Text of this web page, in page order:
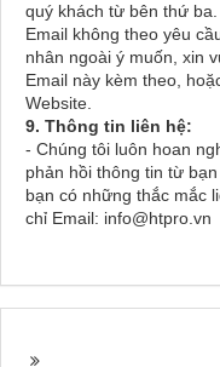
quý khách từ bên thứ
Email không theo yêu
nhân ngoài ý muốn, xin
Email này kèm theo,
Website.
9. Thông tin liên hệ:
- Chúng tôi luôn hoan
phản hồi thông tin từ
bạn có những thắc mắc
chỉ Email: info@htpro.vn